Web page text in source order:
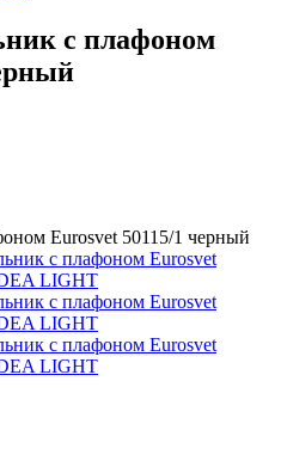
с плафоном
Eurosvet 50115/1 черный